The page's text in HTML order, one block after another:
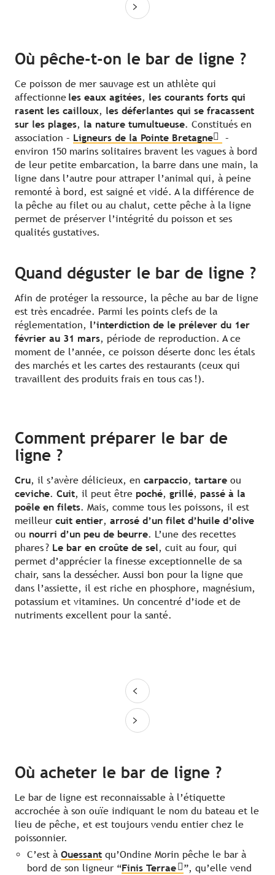
Où pêche-t-on le bar de ligne ?
Ce poisson de mer sauvage est un athlète qui
affectionne les eaux agitées, les courants forts qui
rasent les cailloux, les déferlantes qui se fracassent
sur les plages, la nature tumultueuse. Constitués en
association – Ligneurs de la Pointe Bretagne
–
environ 150 marins solitaires bravent les vagues à bord
de leur petite embarcation, la barre dans une main, la
ligne dans l’autre pour attraper l’animal qui, à peine
remonté à bord, est saigné et vidé. A la différence de
la pêche au filet ou au chalut, cette pêche à la ligne
permet de préserver l’intégrité du poisson et ses
qualités gustatives.
Quand déguster le bar de ligne ?
Afin de protéger la ressource, la pêche au bar de ligne
est très encadrée. Parmi les points clefs de la
réglementation, l’interdiction de le prélever du 1er
février au 31 mars, période de reproduction. A ce
moment de l’année, ce poisson déserte donc les étals
des marchés et les cartes des restaurants (ceux qui
travaillent des produits frais en tous cas !).
Comment préparer le bar de
ligne ?
Cru, il s’avère délicieux, en carpaccio, tartare ou
ceviche. Cuit, il peut être poché, grillé, passé à la
poêle en filets. Mais, comme tous les poissons, il est
meilleur cuit entier, arrosé d’un filet d’huile d’olive
ou nourri d’un peu de beurre. L’une des recettes
phares ? Le bar en croûte de sel, cuit au four, qui
permet d’apprécier la finesse exceptionnelle de sa
chair, sans la dessécher. Aussi bon pour la ligne que
dans l’assiette, il est riche en phosphore, magnésium,
potassium et vitamines. Un concentré d’iode et de
nutriments excellent pour la santé.
Où acheter le bar de ligne ?
Le bar de ligne est reconnaissable à l’étiquette
accrochée à son ouïe indiquant le nom du bateau et le
lieu de pêche, et est toujours vendu entier chez le
poissonnier.
C’est à Ouessant qu’Ondine Morin pêche le bar à
bord de son ligneur “Finis Terrae ”, qu’elle vend